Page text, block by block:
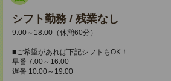
シフト勤務 / 残業なし
9:00～18:00（休憩60分）
■ご希望があれば下記シフトもOK！
早番 7:00～16:00
遅番 10:00～19:00